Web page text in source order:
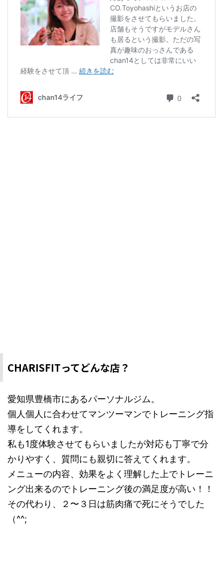
CHARISFITってどんな店？
愛知県豊橋市にあるパーソナルジム。
個人個人に合わせてマンツーマンでトレーニング指
導をしてくれます。
私も1度体験させてもらいましたが対応も丁寧で分
かりやすく、質問にも親切に答えてくれます。
メニューの内容、効果をよく理解した上でトレーニ
ング出来るのでトレーニング後の満足度が高い！！
その代わり、２〜３日は筋肉痛で死にそうでした
（^^;